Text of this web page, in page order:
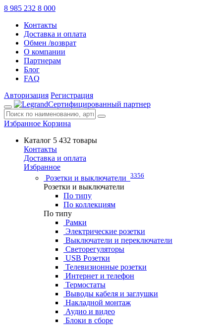
8 985 232 8 000
Контакты
Доставка и оплата
Обмен /возврат
О компании
Партнерам
Блог
FAQ
Авторизация Регистрация
Сертифицированный партнер
Избранное Корзина
Каталог 5 432 товары
Контакты
Доставка и оплата
Избранное
Розетки и выключатели 3356
Розетки и выключатели
По типу
По коллекциям
По типу
Рамки
Электрические розетки
Выключатели и переключатели
Светорегуляторы
USB Розетки
Телевизионные розетки
Интернет и телефон
Термостаты
Выводы кабеля и заглушки
Накладной монтаж
Аудио и видео
Блоки в сборе